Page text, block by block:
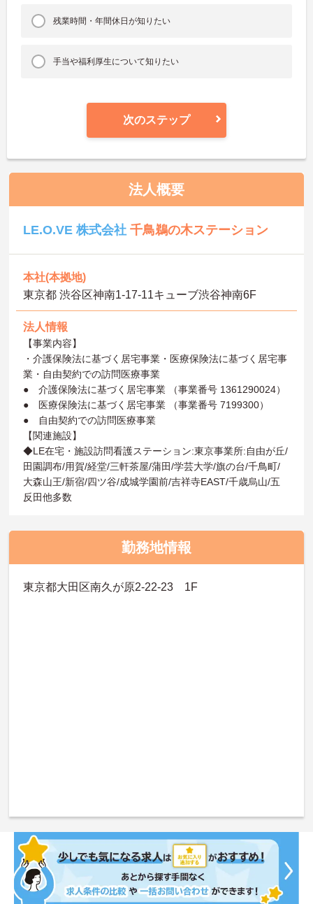
残業時間・年間休日が知りたい
手当や福利厚生について知りたい
次のステップ
法人概要
LE.O.VE 株式会社千鳥鵜の木ステーション
本社(本拠地)
東京都 渋谷区神南1-17-11キューブ渋谷神南6F
法人情報
【事業内容】
・介護保険法に基づく居宅事業・医療保険法に基づく居宅事
業・自由契約での訪問医療事業
● 介護保険法に基づく居宅事業 （事業番号 1361290024）
● 医療保険法に基づく居宅事業 （事業番号 7199300）
● 自由契約での訪問医療事業
【関連施設】
◆LE在宅・施設訪問看護ステーション:東京事業所:自由が丘/
田園調布/用賀/経堂/三軒茶屋/蒲田/学芸大学/旗の台/千鳥町/
大森山王/新宿/四ツ谷/成城学園前/吉祥寺EAST/千歳烏山/五
反田他多数
勤務地情報
東京都大田区南久が原2-22-23 1F